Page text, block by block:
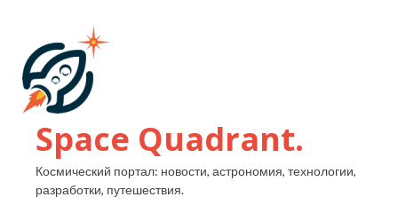
Space Quadrant.
Космический портал: новости, астрономия, технологии,
разработки, путешествия.